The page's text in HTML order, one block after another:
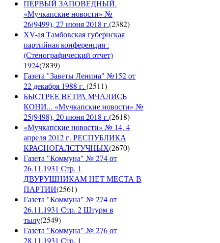
ПЕРВЫЙ ЗАПОВЕДНЫЙ.
«Мучкапские новости» №
26(9499), 27 июня 2018 г.(2382)
XV-ая Тамбовская губернская
партийная конференция :
(Стенографический отчет)
1924(7839)
Газета "Заветы Ленина" №152 от
22 декабря 1988 г. (2511)
БЫСТРЕЕ ВЕТРА МЧАЛИСЬ
КОНИ... «Мучкапские новости» №
25(9498), 20 июня 2018 г.(2618)
«Мучкапские новости» № 14, 4
апреля 2012 г. РЕСПУБЛИКА
КРАСНОГАЛСТУЧНЫХ(2670)
Газета "Коммуна" № 274 от
26.11.1931 Стр. 1
ДВУРУШНИКАМ НЕТ МЕСТА В
ПАРТИИ(2561)
Газета "Коммуна" № 274 от
26.11.1931 Стр. 2 Штурм в
тылу(2549)
Газета "Коммуна" № 276 от
28.11.1931 Стр. 1